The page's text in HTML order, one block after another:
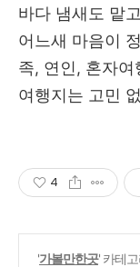
바다 냄새도 맡
어느새 마음이
족, 연인, 혼자
여행지는 고민
4
'가볼만한곳' 카테